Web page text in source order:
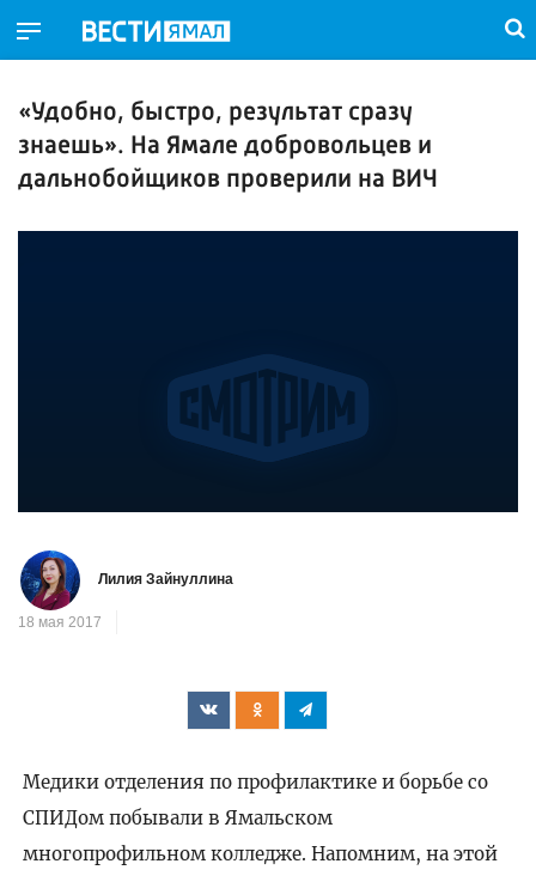
«Удобно, быстро, результат сразу
знаешь». На Ямале добровольцев и
дальнобойщиков проверили на ВИЧ
Лилия Зайнуллина
18 мая 2017
Медики отделения по профилактике и борьбе со
СПИДом побывали в Ямальском
многопрофильном колледже. Напомним, на этой